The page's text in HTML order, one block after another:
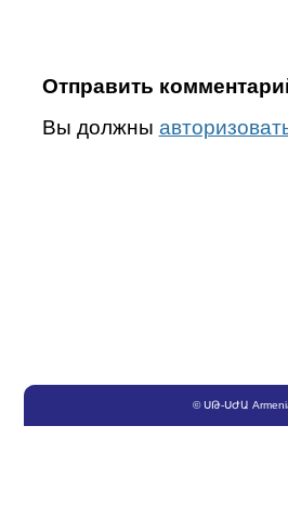
Отправить
Вы должны
©ՍԹ-ՍԺԱ